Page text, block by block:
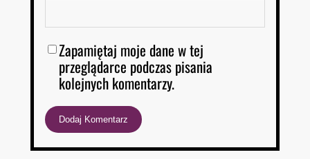
Zapamiętaj moje dane w tej
przeglądarce podczas pisania
kolejnych komentarzy.